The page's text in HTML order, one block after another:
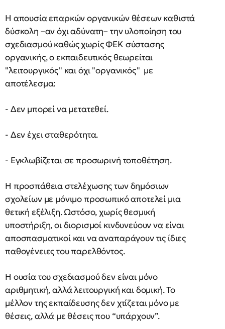
Η απουσία επαρκών οργανικών θέσεων καθιστά
δύσκολη –αν όχι αδύνατη– την υλοποίηση του
σχεδιασμού καθώς χωρίς ΦΕΚ σύστασης
οργανικής, ο εκπαιδευτικός θεωρείται
"λειτουργικός" και όχι "οργανικός" με
αποτέλεσμα:
- Δεν μπορεί να μετατεθεί.
- Δεν έχει σταθερότητα.
- Εγκλωβίζεται σε προσωρινή τοποθέτηση.
Η προσπάθεια στελέχωσης των δημόσιων
σχολείων με μόνιμο προσωπικό αποτελεί μια
θετική εξέλιξη. Ωστόσο, χωρίς θεσμική
υποστήριξη, οι διορισμοί κινδυνεύουν να είναι
αποσπασματικοί και να αναπαράγουν τις ίδιες
παθογένειες του παρελθόντος.
Η ουσία του σχεδιασμού δεν είναι μόνο
αριθμητική, αλλά λειτουργική και δομική. Το
μέλλον της εκπαίδευσης δεν χτίζεται μόνο με
θέσεις, αλλά με θέσεις που “υπάρχουν”.